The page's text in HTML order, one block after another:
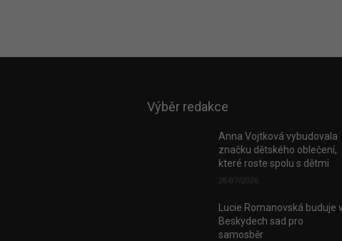
Výběr redakce
Anna Vojtková vybudovala
značku dětského oblečení,
které roste spolu s dětmi
28/07/2026
Lucie Romanovská buduje
Beskydech sad pro
samosběr